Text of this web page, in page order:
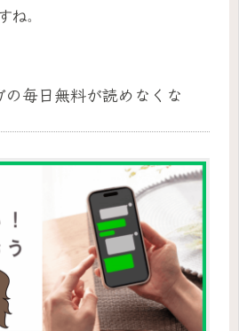
ね。
毎日無料が読めなくな